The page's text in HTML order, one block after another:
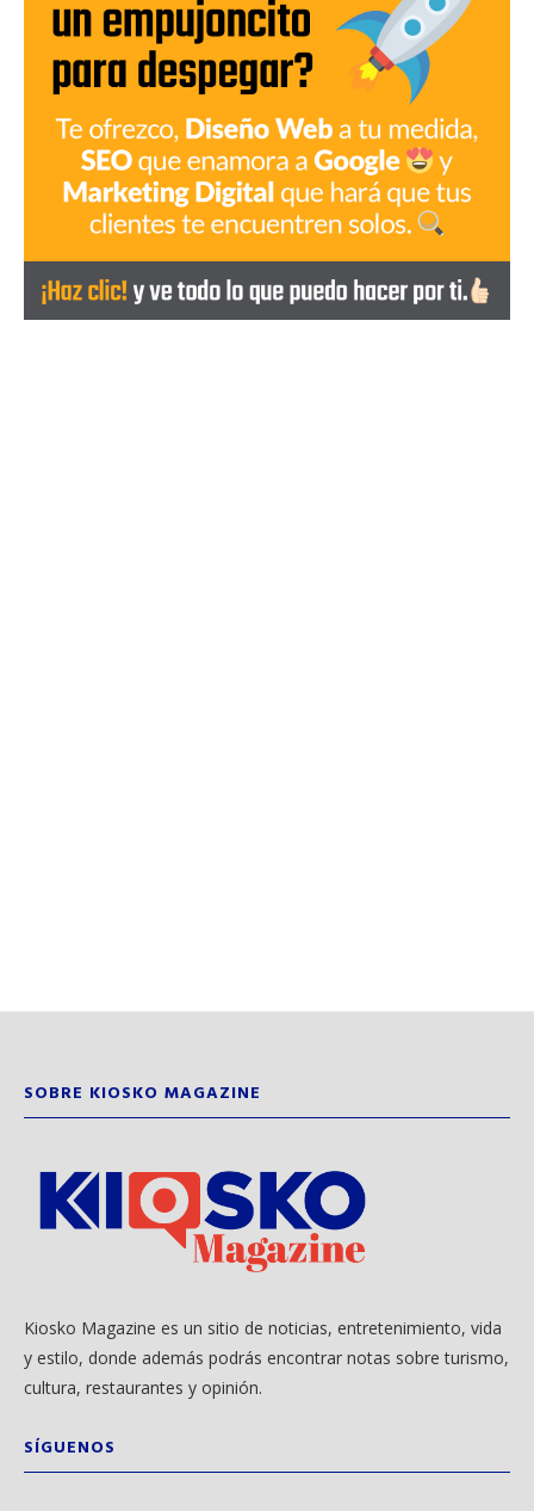
SOBRE KIOSKO MAGAZINE
Kiosko Magazine es un sitio de noticias, entretenimiento, vida
y estilo, donde además podrás encontrar notas sobre turismo,
cultura, restaurantes y opinión.
SÍGUENOS